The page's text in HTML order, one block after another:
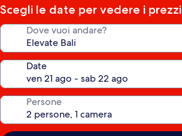
Scegli le date per vedere i prezzi
Dove vuoi andare?
Date
Persone